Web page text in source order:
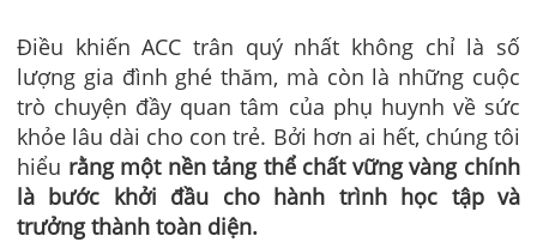
Điều khiến ACC trân quý nhất không chỉ là số
lượng gia đình ghé thăm, mà còn là những cuộc
trò chuyện đầy quan tâm của phụ huynh về sức
khỏe lâu dài cho con trẻ. Bởi hơn ai hết, chúng tôi
hiểu rằng một nền tảng thể chất vững vàng chính
là bước khởi đầu cho hành trình học tập và
trưởng thành toàn diện.